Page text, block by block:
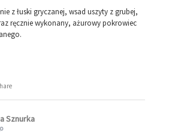
z łuski gryczanej, wsad uszyty z grubej,
ręcznie wykonany, ażurowy pokrowiec
Sznurka